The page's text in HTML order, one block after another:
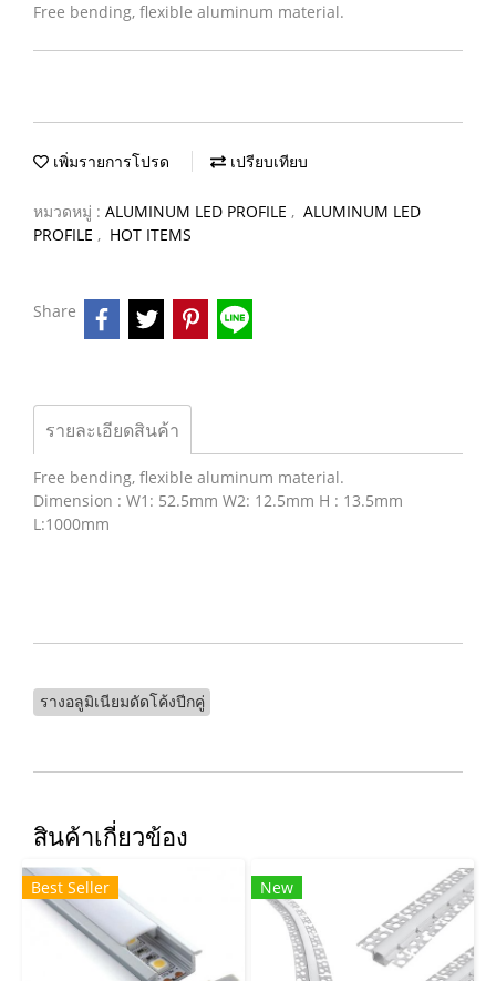
Free bending, flexible aluminum material.
เพิ่มรายการโปรด เปรียบเทียบ
หมวดหมู่ : ALUMINUM LED PROFILE , ALUMINUM LED
PROFILE , HOT ITEMS
Share
รายละเอียดสินค้า
Free bending, flexible aluminum material.
Dimension : W1: 52.5mm W2: 12.5mm H : 13.5mm
L:1000mm
รางอลูมิเนียมดัดโค้งปีกคู่
สินค้าเกี่ยวข้อง
Best Seller New